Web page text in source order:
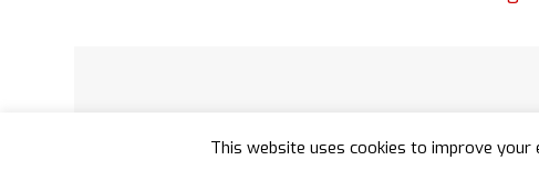
This website uses cookies to improve